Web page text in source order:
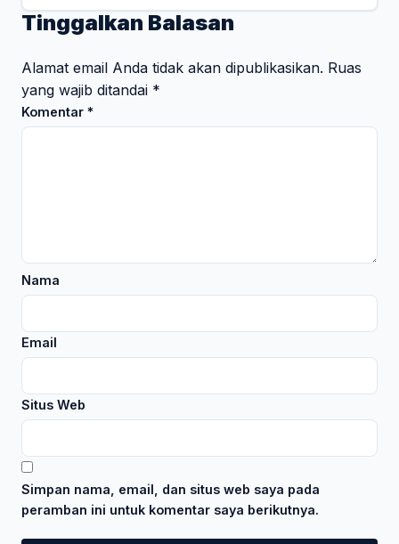
Tinggalkan Balasan
Alamat email Anda tidak akan dipublikasikan. Ruas
yang wajib ditandai *
Komentar *
Nama
Email
Situs Web
Simpan nama, email, dan situs web saya pada
peramban ini untuk komentar saya berikutnya.